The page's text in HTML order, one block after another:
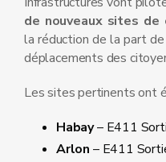
de nouveaux sites de
la réduction de la part
déplacements des
Les sites pertinents ont
Habay– E411
Arlon – E411